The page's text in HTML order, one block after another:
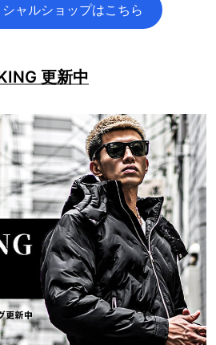
ャルショップはこちら
更新中